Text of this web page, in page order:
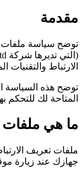
مقدمة
الارتباط والتقنيات
توضح هذه السياسة
المتاحة لك للتحكم
ما هي ملفات
ملفات تعريف
جهازك عند زيارة